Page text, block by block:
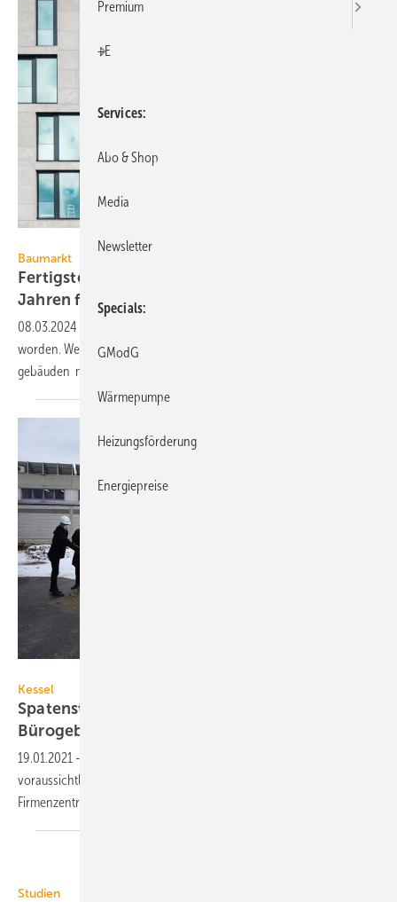
Baumarkt
Fertigstellung von Büro­ge­bäu­den: In zehn
Jahren fast
halbiert
08.03.2024
worden. Weniger wur­den nur 2010 ge­baut. Auch bei neuen Handels­
ge­bäuden markiert 2022 einen
Kessel
Spatenstich für multifunktionales
Bürogebäude
19.01.2021 -
voraussichtlich Sommer 2022 entsteht in Lenting eine neue
Firmenzentrale mit rund 5000 m
Studien
Premium
+E
Services
Abo & Shop
Media
Newsletter
Specials
GModG
Wärmepumpe
Heizungsförderung
Energiepreise